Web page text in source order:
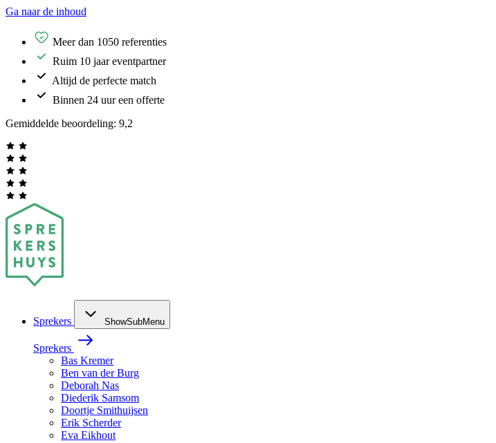
Ga naar de inhoud
Meer dan 1050 referenties
Ruim 10 jaar eventpartner
Altijd de perfecte match
Binnen 24 uur een offerte
Gemiddelde beoordeling: 9,2
Sprekers ShowSubMenu
Sprekers
Bas Kremer
Ben van der Burg
Deborah Nas
Diederik Samsom
Doortje Smithuijsen
Erik Scherder
Eva Eikhout